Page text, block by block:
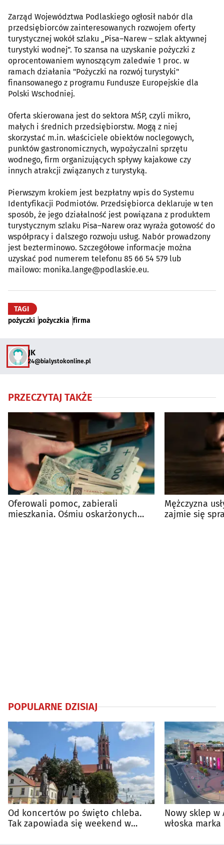
Zarząd Województwa Podlaskiego ogłosił nabór dla
przedsiębiorców zainteresowanych rozwojem oferty
turystycznej wokół szlaku „Pisa–Narew – szlak aktywnej
turystyki wodnej”. To szansa na uzyskanie pożyczki z
oprocentowaniem wynoszącym zaledwie 1 proc. w
ramach działania "Pożyczki na rozwój turystyki"
finansowanego z programu Fundusze Europejskie dla
Polski Wschodniej.
Oferta skierowana jest do sektora MŚP, czyli mikro,
małych i średnich przedsiębiorstw. Mogą z niej
skorzystać m.in. właściciele obiektów noclegowych,
punktów gastronomicznych, wypożyczalni sprzętu
wodnego, firm organizujących spływy kajakowe czy
innych atrakcji związanych z turystyką.
Pierwszym krokiem jest bezpłatny wpis do Systemu
Identyfikacji Podmiotów. Przedsiębiorca deklaruje w ten
sposób, że jego działalność jest powiązana z produktem
turystycznym szlaku Pisa–Narew oraz wyraża gotowość do
współpracy i dalszego rozwoju usług. Nabór prowadzony
jest bezterminowo. Szczegółowe informacje można
uzyskać pod numerem telefonu 85 66 54 579 lub
mailowo: monika.lange@podlaskie.eu.
TAGI
pożyczki pożyczkia firma
JK
24@bialystokonline.pl
PRZECZYTAJ TAKŻE
Oferowali pomoc, zabierali
mieszkania. Ośmiu oskarżonych
Mężczyzna
zajmie się
POPULARNE DZISIAJ
Od koncertów po święto chleba.
Tak zapowiada się weekend w
Nowy sklep w
włoska